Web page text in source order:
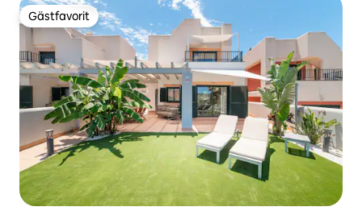
Gästfavorit
Gästfavorit